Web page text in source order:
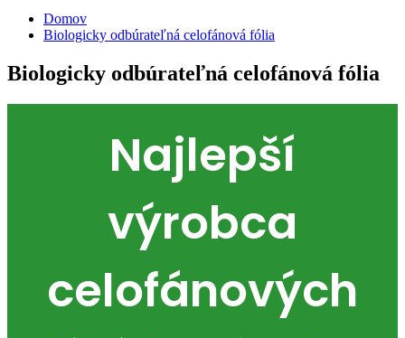
Domov
Biologicky odbúrateľná celofánová fólia
Biologicky odbúrateľná celofánová fólia
Najlepší
výrobca
celofánových